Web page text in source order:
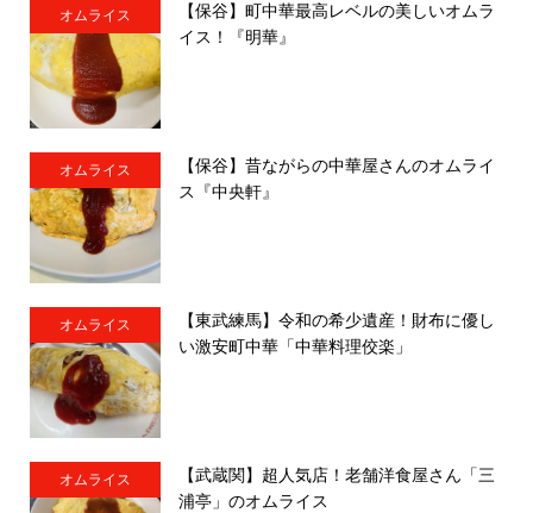
オムライス
【保谷】町中華最高レベルの美しいオムラ
イス！『明華』
オムライス
【保谷】昔ながらの中華屋さんのオムライ
ス『中央軒』
オムライス
【東武練馬】令和の希少遺産！財布に優し
い激安町中華「中華料理佼楽」
オムライス
【武蔵関】超人気店！老舗洋食屋さん「三
浦亭」のオムライス